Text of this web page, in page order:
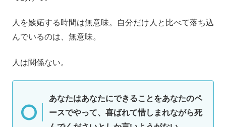
人を嫉妬する時間は無意味。自分だけ人と比べて落ち込
んでいるのは、無意味。
人は関係ない。
あなたはあなたにできることをあなたのペ
ースでやって、喜ばれて惜しまれながら死